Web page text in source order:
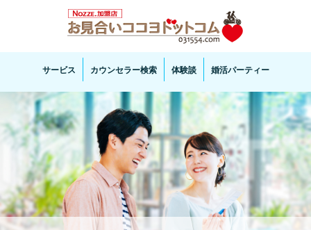
お見合い・結婚相談ならお見合いココヨドットコムへ。専任の結婚カウンセラーがサポートいた
します。
サービス カウンセラー検索 体験談 婚活パーティー